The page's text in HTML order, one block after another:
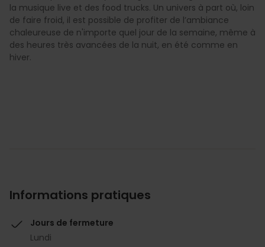
la musique live et des food trucks. Un univers à part où, loin
de faire froid, il est possible de profiter de l’ambiance
chaleureuse de n'importe quel jour de la semaine, même à
des heures très avancées de la nuit, en été comme en
hiver.
Informations pratiques
Jours de fermeture
Lundi